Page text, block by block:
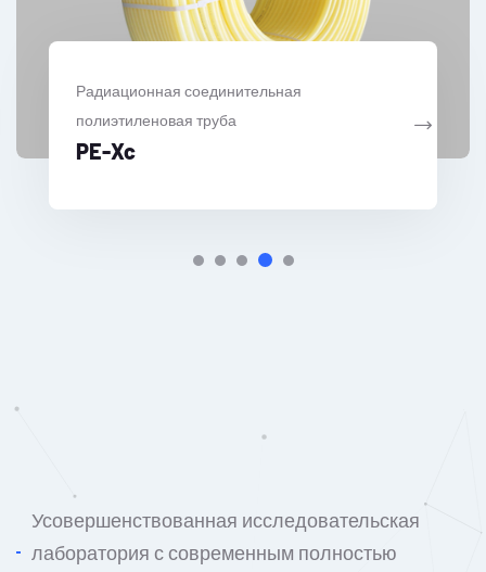
Двуходовой полиэтилен-алюминиевый
пластик
XPAP2
Усовершенствованная исследовательская
лаборатория с современным полностью